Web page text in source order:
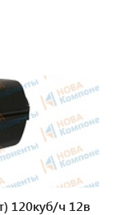
120куб/ч 12в